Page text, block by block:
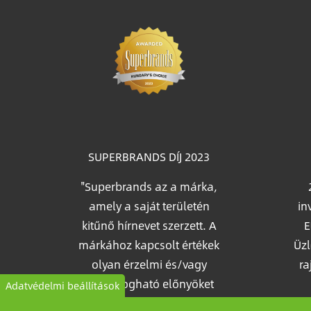
SUPERBRANDS DÍJ 2023
"Superbrands az a márka,
amely a saját területén
kitűnő hírnevet szerzett. A
márkához kapcsolt értékek
olyan érzelmi és/vagy
kézzelfogható előnyöket
nyújtanak, amelyet a
Adatvédelmi beállítások